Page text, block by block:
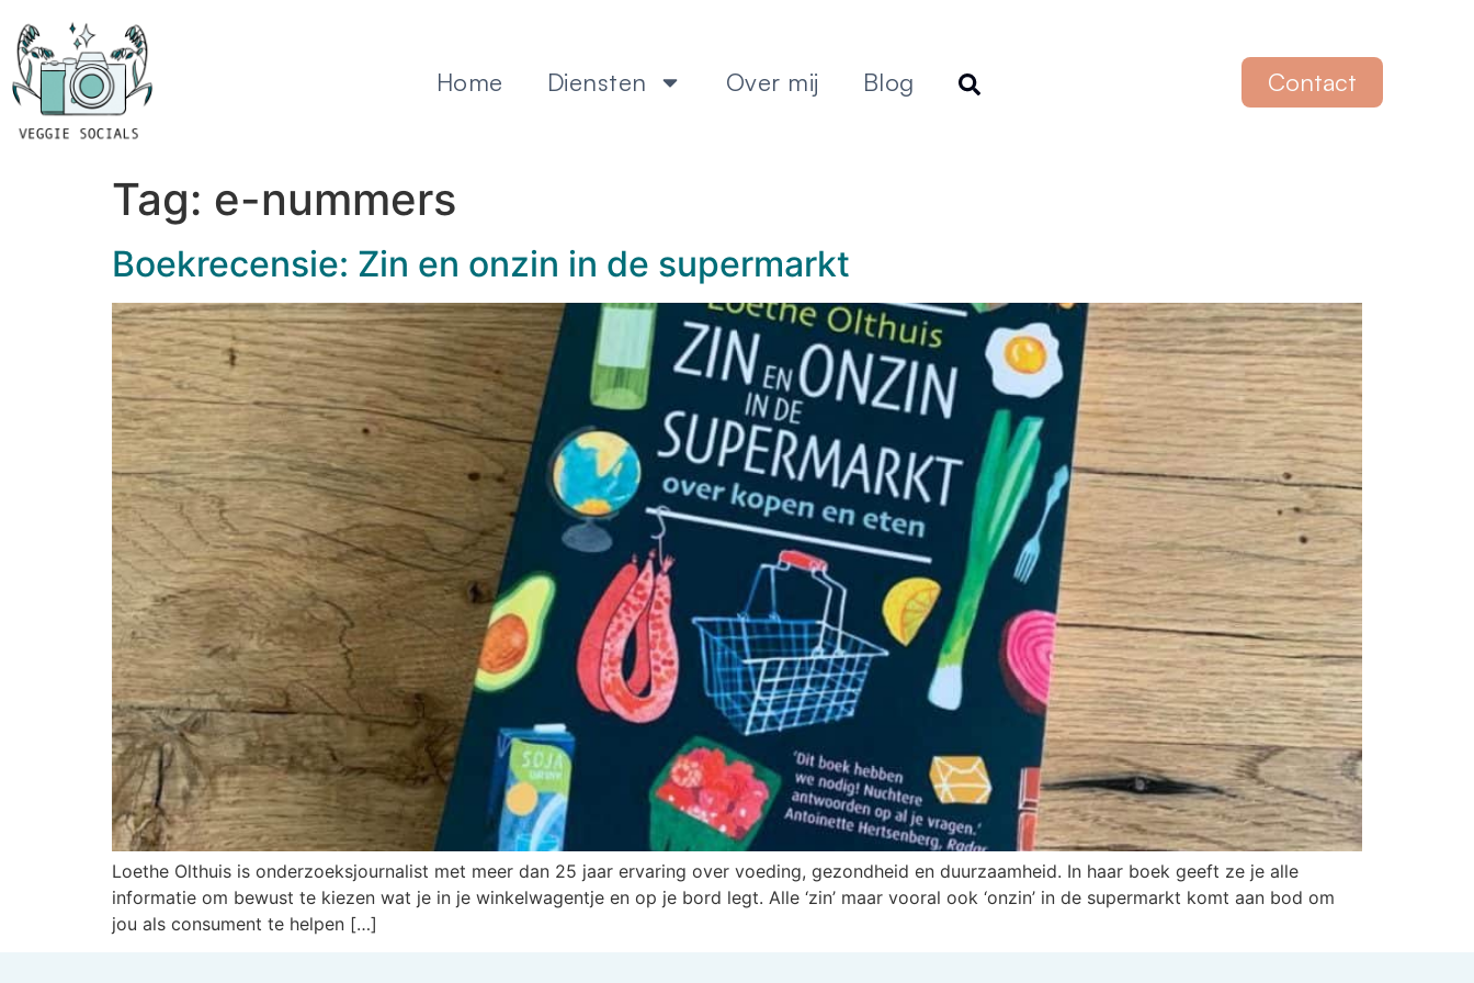
Home Diensten Over mij Blog Contact
Tag: e-nummers
Boekrecensie: Zin en onzin in de supermarkt
Loethe Olthuis is onderzoeksjournalist met meer dan 25 jaar ervaring over voeding, gezondheid en duurzaamheid. In haar boek geeft ze je alle
informatie om bewust te kiezen wat je in je winkelwagentje en op je bord legt. Alle ‘zin’ maar vooral ook ‘onzin’ in de supermarkt komt aan bod om
jou als consument te helpen […]